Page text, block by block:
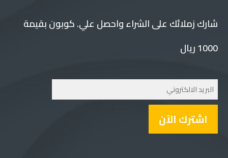
شارك زملائك على الشراء واحصل علي. كوبون بقيمة
1000 ريال
اشترك الآن